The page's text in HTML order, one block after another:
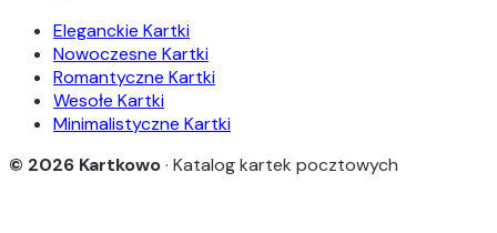
Eleganckie Kartki
Nowoczesne Kartki
Romantyczne Kartki
Wesołe Kartki
Minimalistyczne Kartki
© 2026 Kartkowo· Katalog kartek pocztowych